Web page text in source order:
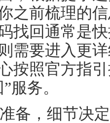
之前梳理的
找回通常是
需要进入更
按照官方指
服务。
备，细节决